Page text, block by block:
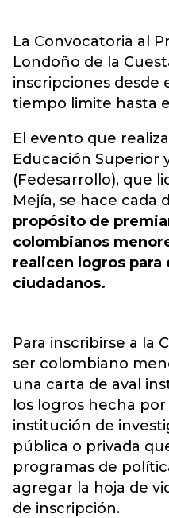
La Convocatoria al
Londoño de la
inscripciones desde
tiempo limite hasta
El evento que
Educación Superior
(Fedesarrollo), que
Mejía, se hace cada
propósito de
colombianos
realicen logros para
ciudadanos.
Para inscribirse a la
ser colombiano
una carta de aval
los logros hecha
institución de
pública o privada
programas de
agregar la hoja de
de inscripción.